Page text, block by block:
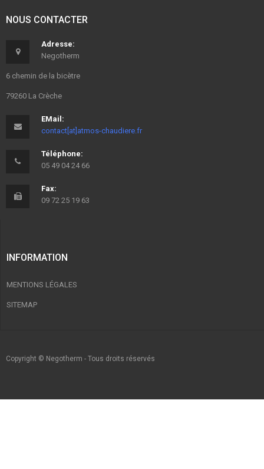
NOUS CONTACTER
Adresse:
Negotherm
6 chemin de la bicètre
79260 La Crèche
EMail:
contact[at]atmos-chaudiere.fr
Téléphone:
05 49 04 24 66
Fax:
09 72 25 19 63
INFORMATION
MENTIONS LÉGALES
SITEMAP
Copyright © Negotherm - Tous droits réservés